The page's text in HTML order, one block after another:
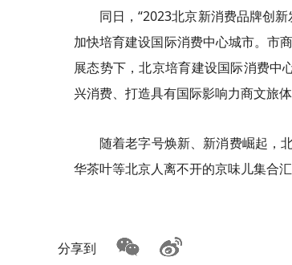
同日，“2023北京新消费品牌创
加快培育建设国际消费中心城市。市
展态势下，北京培育建设国际消费中
兴消费、打造具有国际影响力商文旅体
随着老字号焕新、新消费崛起，
华茶叶等北京人离不开的京味儿集合
分享到